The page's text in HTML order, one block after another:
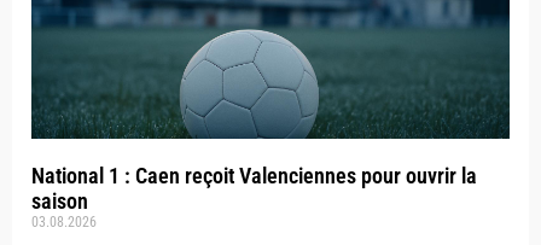
National 1 : Caen reçoit Valenciennes pour ouvrir la
saison
03.08.2026